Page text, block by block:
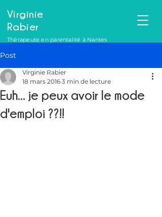
Virginie
Rabier
Thérapeute en parentalité à Nantes
Post
Euh... je peux avoir le mode
d'emploi ??!!
Virginie Rabier
18 mars 2016 3 min de lecture